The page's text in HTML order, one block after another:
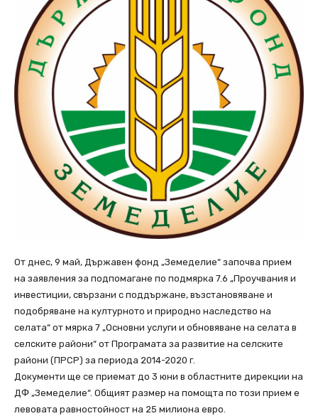
От днес, 9 май, Държавен фонд „Земеделие“ започва прием
на заявления за подпомагане по подмярка 7.6 „Проучвания и
инвестиции, свързани с поддържане, възстановяване и
подобряване на културното и природно наследство на
селата“ от мярка 7 „Основни услуги и обновяване на селата в
селските райони“ от Програмата за развитие на селските
райони (ПРСР) за периода 2014-2020 г.
Документи ще се приемат до 3 юни в областните дирекции на
ДФ „Земеделие“. Общият размер на помощта по този прием е
левовата равностойност на 25 милиона евро.